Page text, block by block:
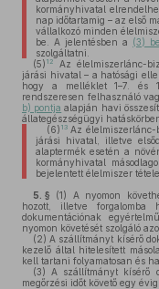
kormányhivatal
nap időtartamig – az első
vállalkozó minden
be. A jelentésben a (3)
szolgáltatni.
(5) 12
Az élelmiszerlánc-
járási hivatal – a hatósági
hogy a melléklet 1–7. és
rendszeresen felhasználó
b) pontja alapján havi
állategészségügyi
(6) 13Az élelmiszerlánc-
járási hivatal, illetve
alaptermék esetén a
kormányhivatal
bejelentett élelmiszer
5. § (1)
A nyomon
hozott, illetve forgalomba
dokumentációnak
nyomon követését szolgáló
(2) A szállítmányt kísérő
kezelő által hitelesített
kell tartani folyamatosan és
(3) A szállítmányt kísérő
megőrzési időt követő egy